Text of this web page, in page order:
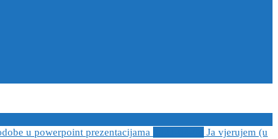
u powerpoint prezentacijama
Ja vjerujem (u